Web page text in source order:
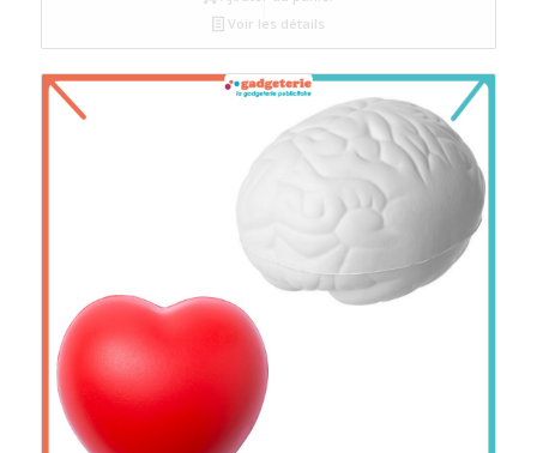
Voir les détails